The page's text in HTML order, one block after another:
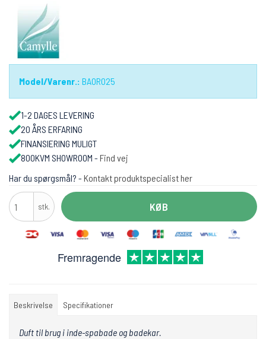
Model/Varenr.: BAOR025
1-2 DAGES LEVERING
20 ÅRS ERFARING
FINANSIERING MULIGT
800KVM SHOWROOM - Find vej
Har du spørgsmål? - Kontakt produktspecialist her
stk. KØB
Fremragende
Beskrivelse Specifikationer
Duft til brug i inde-spabade og badekar.